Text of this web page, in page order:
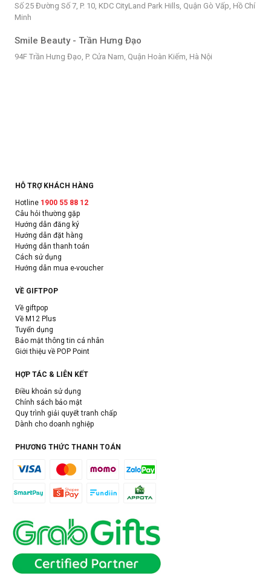
Số 25 Đường Số 7, P. 10, KDC CityLand Park Hills, Quận Gò Vấp, Hồ Chí
Minh
Smile Beauty - Trần Hưng Đạo
94F Trần Hưng Đạo, P. Cửa Nam, Quận Hoàn Kiếm, Hà Nội
HỖ TRỢ KHÁCH HÀNG
Hotline 1900 55 88 12
Câu hỏi thường gặp
Hướng dẫn đăng ký
Hướng dẫn đặt hàng
Hướng dẫn thanh toán
Cách sử dụng
Hướng dẫn mua e-voucher
VỀ GIFTPOP
Về giftpop
Về M12 Plus
Tuyển dụng
Bảo mật thông tin cá nhân
Giới thiệu về POP Point
HỢP TÁC & LIÊN KẾT
Điều khoản sử dụng
Chính sách bảo mật
Quy trình giải quyết tranh chấp
Dành cho doanh nghiệp
PHƯƠNG THỨC THANH TOÁN